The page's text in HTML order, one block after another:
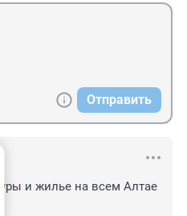
Отправить
и жилье на всем Алтае